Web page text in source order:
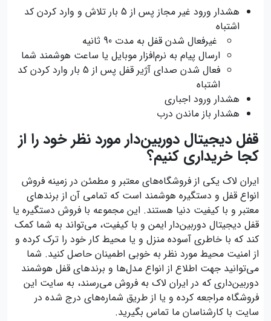
هشدار ورود غیر مجاز پس از 5 بار تلاش و وارد کردن کد
اشتباه
غیرفعال شدن قفل به مدت 90 ثانیه
ارسال پیام به نرم‌افزار موبایل یا ساعت هوشمند شما
فعال شدن صدای آژیر قفل پس از 5 بار وارد کردن کد
اشتباه
هشدار ورود اجباری
هشدار باز ماندن درب
قفل دیجیتال دوربین‌دار مورد نظر خود را از
کجا خریداری کنیم؟
ایران لاک یکی از فروشگاه‌های معتبر و مطمئن در زمینه فروش
انواع قفل و دستگیره هوشمند است که تمامی آن از برندهای
معتبر و با کیفیت دنیا هستند. این مجموعه با فروش دستگیره یا
قفل دیجیتال دوربین‌دار ایمن و با کیفیت، می‌تواند به شما کمک
کند که با خاطری آسوده منزل و یا محیط کار خود را ترک کرده و
از امنیت محیط مورد نظر به خوبی اطمینان حاصل کنید. شما
می‌توانید جهت اطلاع از انواع مدل‌ها و برندهای قفل هوشمند
دوربین‌داری که در ایران لاک به فروش می‌رسند، به سایت این
فروشگاه مراجعه کرده و یا از طریق شماره‌های درج شده در
سایت با کارشناسان ما تماس بگیرید.